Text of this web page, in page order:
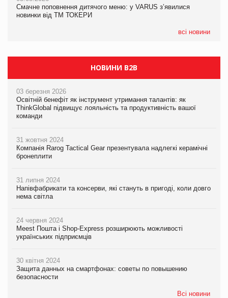
Смачне поповнення дитячого меню: у VARUS з’явилися
новинки від ТМ ТОКЕРИ
всі новини
Смачне поповнення дитячого меню: у VARUS з’явилися
новинки від ТМ ТОКЕРИ
НОВИНИ B2B
03 березня 2026
Освітній бенефіт як інструмент утримання талантів: як
ThinkGlobal підвищує лояльність та продуктивність вашої
команди
31 жовтня 2024
Компанія Rarog Tactical Gear презентувала надлегкі керамічні
бронеплити
31 липня 2024
Напівфабрикати та консерви, які стануть в пригоді, коли довго
нема світла
24 червня 2024
Meest Пошта і Shop-Express розширюють можливості
українських підприємців
30 квітня 2024
Защита данных на смартфонах: советы по повышению
безопасности
Всі новини